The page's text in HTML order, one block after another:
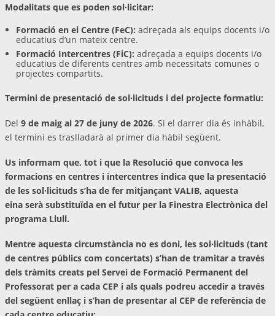
Modalitats que es poden sol·licitar:
Formació en el Centre (FeC): adreçada als equips docents i/o
educatius d’un mateix centre.
Formació Intercentres (FiC): adreçada a equips docents i/o
educatius de diferents centres amb necessitats comunes o
projectes compartits.
Termini de presentació de sol·licituds i del projecte formatiu:
Del 9 de maig al 27 de juny de 2026. Si el darrer dia és inhàbil,
el termini es traslladarà al primer dia hàbil següent.
Us informam que, tot i que la Resolució que convoca les
formacions en centres i intercentres indica que la presentació
de les sol·licituds s’ha de fer mitjançant VALIB, aquesta
eina serà substituïda en el futur per la Finestra Electrònica del
programa Llull.
Mentre aquesta circumstància no es doni, les sol·licituds (tant
de centres públics com concertats) s’han de tramitar a través
dels tràmits creats pel Servei de Formació Permanent del
Professorat per a cada CEP i als quals podreu accedir a través
del següent enllaç i s’han de presentar al CEP de referència de